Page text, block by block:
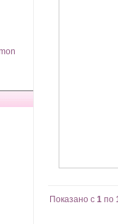
Показано с 1 по